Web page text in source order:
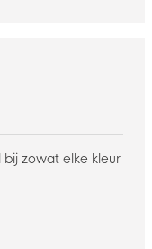
zowat elke kleur